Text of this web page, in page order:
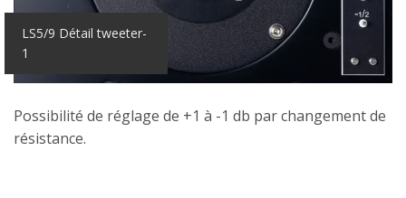
LS5/9 Détail tweeter-
1
Possibilité de réglage de +1 à -1 db par changement de
résistance.